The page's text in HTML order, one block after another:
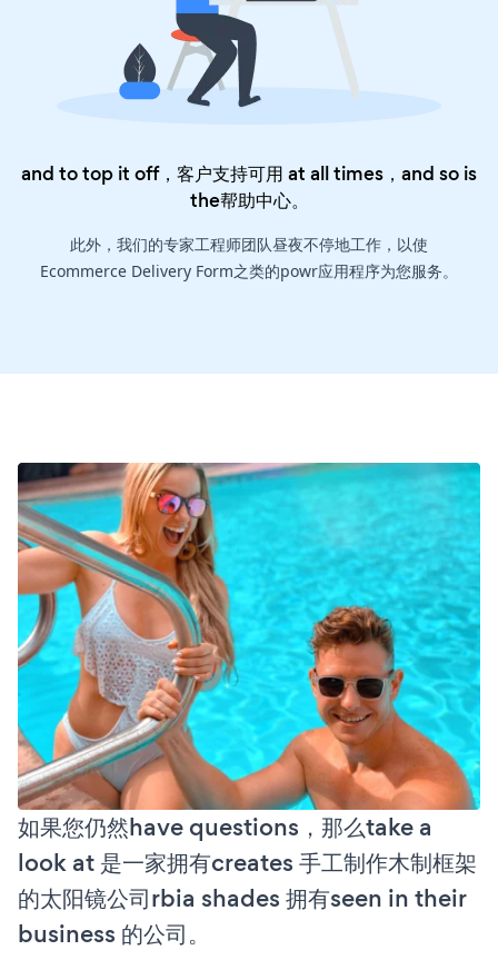
and to top it off，客户支持可用 at all times，and so is
the帮助中心。
此外，我们的专家工程师团队昼夜不停地工作，以使
Ecommerce Delivery Form之类的powr应用程序为您服务。
如果您仍然have questions，那么take a
look at 是一家拥有creates 手工制作木制框架
的太阳镜公司rbia shades 拥有seen in their
business 的公司。